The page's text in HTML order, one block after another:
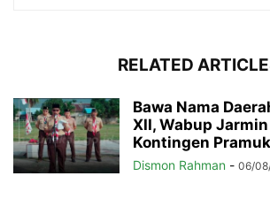
RELATED
Bawa Nama
XII, Wabup
Kontingen
Dismon Rahman - 06/